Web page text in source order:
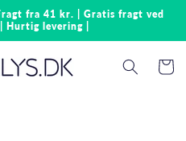
fra 41 kr. | Gratis fragt ved
Hurtig levering |